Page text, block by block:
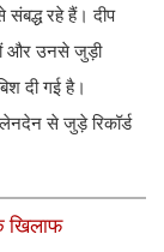
रहे हैं। दीप
और उनसे जुड़ी
दी गई है।
से जुड़े रिकॉर्ड
खिलाफ